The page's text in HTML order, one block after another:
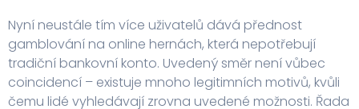
Nyní neustále tím více uživatelů dává přednost
gamblování na online hernách, která nepotřebují
tradiční bankovní konto. Uvedený směr není vůbec
coincidencí – existuje mnoho legitimních motivů, kvůli
čemu lidé vyhledávají zrovna uvedené možnosti. Řada